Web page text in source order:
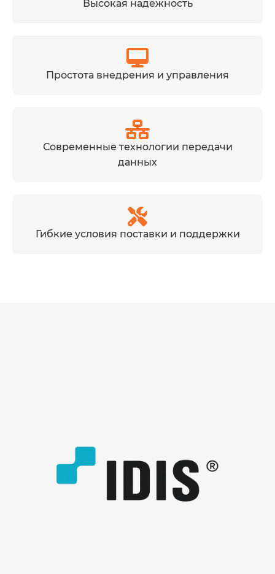
Высокая надёжность
Простота внедрения и управления
Современные технологии передачи
данных
Гибкие условия поставки и поддержки